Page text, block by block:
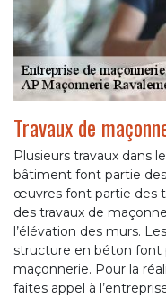
Travaux de
Plusieurs travaux dans
bâtiment font partie
œuvres font partie des
des travaux de
l’élévation des murs.
structure en béton font
maçonnerie. Pour la
faites appel à